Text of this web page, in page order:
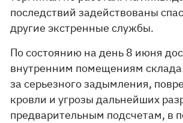
последствий задействованы
другие экстренные службы.
По состоянию на день 8 июня
внутренним помещениям склада
за серьезного задымления,
кровли и угрозы дальнейших
предварительным подсчетам, в